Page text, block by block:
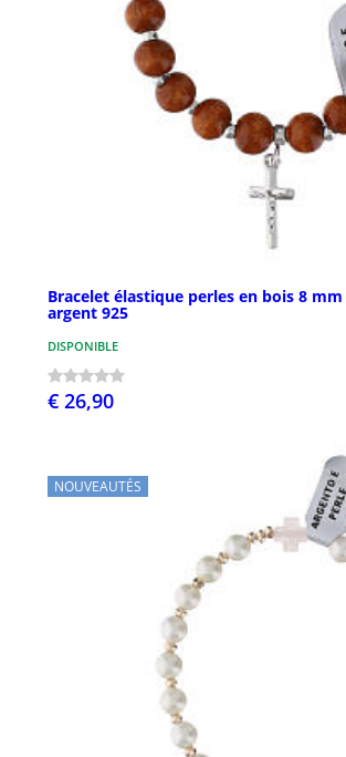
Bracelet élastique perles en bois 8
argent 925
DISPONIBLE
€ 26,90
NOUVEAUTÉS